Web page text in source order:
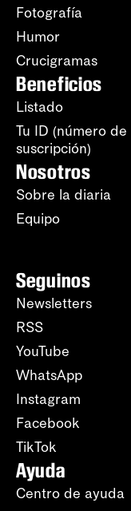
Fotografía
Humor
Crucigramas
Beneficios
Listado
Tu ID (número de
suscripción)
Nosotros
Sobre la diaria
Equipo
Seguinos
Newsletters
RSS
YouTube
WhatsApp
Instagram
Facebook
TikTok
Ayuda
Centro de ayuda